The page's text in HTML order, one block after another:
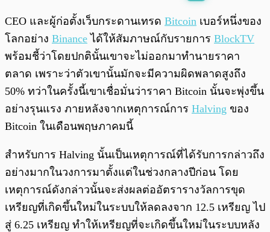
พร้อมเล่น / 0:00
CEO และผู้ก่อตั้งเว็บกระดานเทรด Bitcoin เบอร์หนึ่งของ
โลกอย่าง Binance ได้ให้สัมภาษณ์กับรายการ BlockTV
พร้อมชี้ว่าโดยปกตินั้นเขาจะไม่ออกมาทำนายราคา
ตลาด เพราะว่าตัวเขานั้นมักจะมีความผิดพลาดสูงถึง
50% ทว่าในครั้งนี้เขาเชื่อมั่นว่าราคา Bitcoin นั้นจะพุ่งขึ้น
อย่างรุนแรง ภายหลังจากเหตุการณ์การ Halving ของ
Bitcoin ในเดือนพฤษภาคมนี้
สำหรับการ Halving นั้นเป็นเหตุการณ์ที่ได้รับการกล่าวถึง
อย่างมากในวงการมาตั้งแต่ในช่วงกลางปีก่อน โดย
เหตุการณ์ดังกล่าวนั้นจะส่งผลต่ออัตรารางวัลการขุด
เหรียญที่เกิดขึ้นใหม่ในระบบให้ลดลงจาก 12.5 เหรียญ ไป
สู่ 6.25 เหรียญ ทำให้เหรียญที่จะเกิดขึ้นใหม่ในระบบหลัง